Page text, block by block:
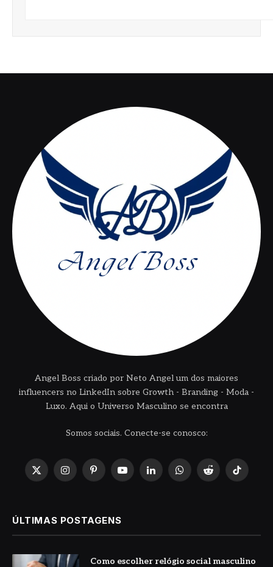
Angel Boss criado por Neto Angel um dos maiores
influencers no LinkedIn sobre Growth - Branding - Moda -
Luxo. Aqui o Universo Masculino se encontra
Somos sociais. Conecte-se conosco:
X
InstagramPinterestYouTubeLinkedInWhatsApp
Reddit TikTok
ÚLTIMAS POSTAGENS
Como escolher relógio social masculino